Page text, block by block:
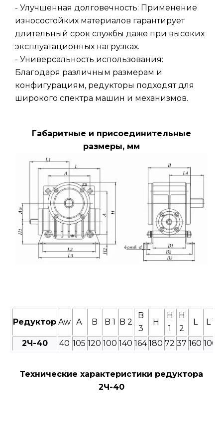
- Улучшенная долговечность: Применение
износостойких материалов гарантирует
длительный срок службы даже при высоких
эксплуатационных нагрузках.
- Универсальность использования:
Благодаря различным размерам и
конфигурациям, редукторы подходят для
широкого спектра машин и механизмов.
Габаритные и присоединительные
размеры, мм
Редуктор Aw А B B 1 B 2
B
3
H
H
1
H
2
L L 1
2Ч-40 40 105 120 100 140 164 180 72 37 160 100
Технические характеристики редуктора
2Ч-40